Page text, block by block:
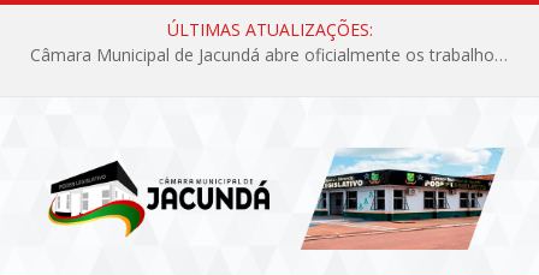
ÚLTIMAS ATUALIZAÇÕES:
Câmara Municipal de Jacundá abre oficialmente os trabalhos legislativos de 2026